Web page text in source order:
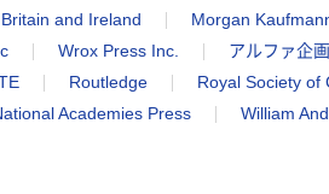
and Ireland Morgan
Wrox Press Inc. アルファ企画
Routledge Royal Society of
Academies Press William